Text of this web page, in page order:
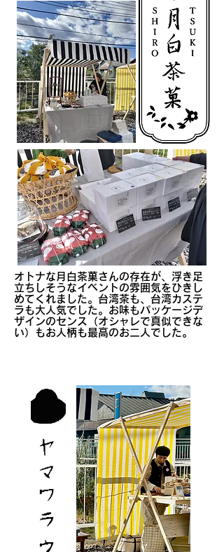
オトナな月白茶菓さんの存在が、浮き足
立ちしそうなイベントの雰囲気をひきし
めてくれました。台湾茶も、台湾カステ
ラも大人気でした。お味もパッケージデ
ザインのセンス（オシャレで真似できな
い）もお人柄も最高のお二人でした。